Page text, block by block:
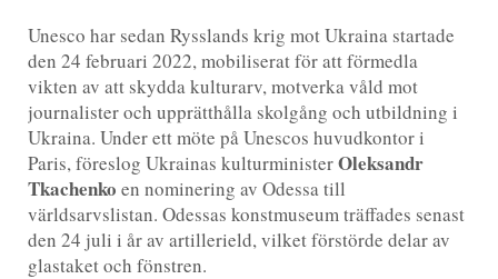
Unesco har sedan Rysslands krig mot Ukraina startade
den 24 februari 2022, mobiliserat för att förmedla
vikten av att skydda kulturarv, motverka våld mot
journalister och upprätthålla skolgång och utbildning i
Ukraina. Under ett möte på Unescos huvudkontor i
Paris, föreslog Ukrainas kulturministerOleksandr
Tkachenko en nominering av Odessa till
världsarvslistan. Odessas konstmuseum träffades senast
den 24 juli i år av artillerield, vilket förstörde delar av
glastaket och fönstren.